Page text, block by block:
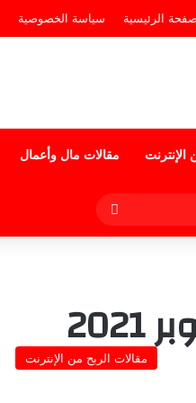
الرئيسية سياسة الخصوصية
الإنترنت مقالات مال وأعمال
بحث
عن
مقالات الربح من الإنترنت